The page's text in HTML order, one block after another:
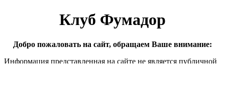
Клуб Фумадор
Добро пожаловать на сайт, обращаем Ваше внимание:
Информация представленная на сайте не является публичной